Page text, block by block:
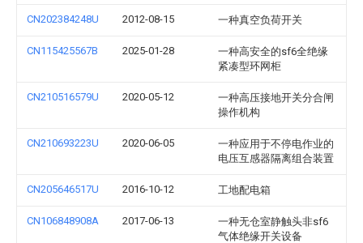
CN202384248U 2012-08-15 一种真空负荷开关
CN115425567B 2025-01-28
一种高安全的sf6全绝缘
紧凑型环网柜
CN210516579U 2020-05-12
一种高压接地开关分合闸
操作机构
CN210693223U 2020-06-05
一种应用于不停电作业的
电压互感器隔离组合装置
CN205646517U 2016-10-12 工地配电箱
CN106848908A 2017-06-13
一种无仓室静触头非sf6
气体绝缘开关设备